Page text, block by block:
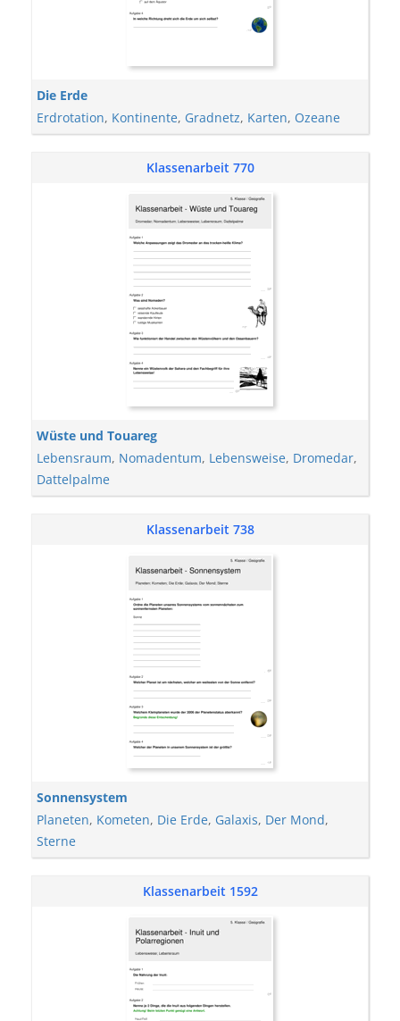
Die Erde
Erdrotation, Kontinente, Gradnetz, Karten, Ozeane
Klassenarbeit 770
Wüste und Touareg
Lebensraum, Nomadentum, Lebensweise, Dromedar,
Dattelpalme
Klassenarbeit 738
Sonnensystem
Planeten, Kometen, Die Erde, Galaxis, Der Mond,
Sterne
Klassenarbeit 1592